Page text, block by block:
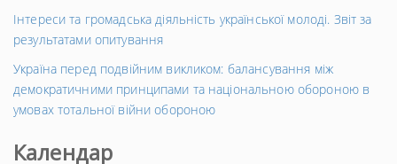
Інтереси та громадська діяльність української молоді. Звіт за
результатами опитування
Україна перед подвійним викликом: балансування між
демократичними принципами та національною обороною в
умовах тотальної війни обороною
Календар